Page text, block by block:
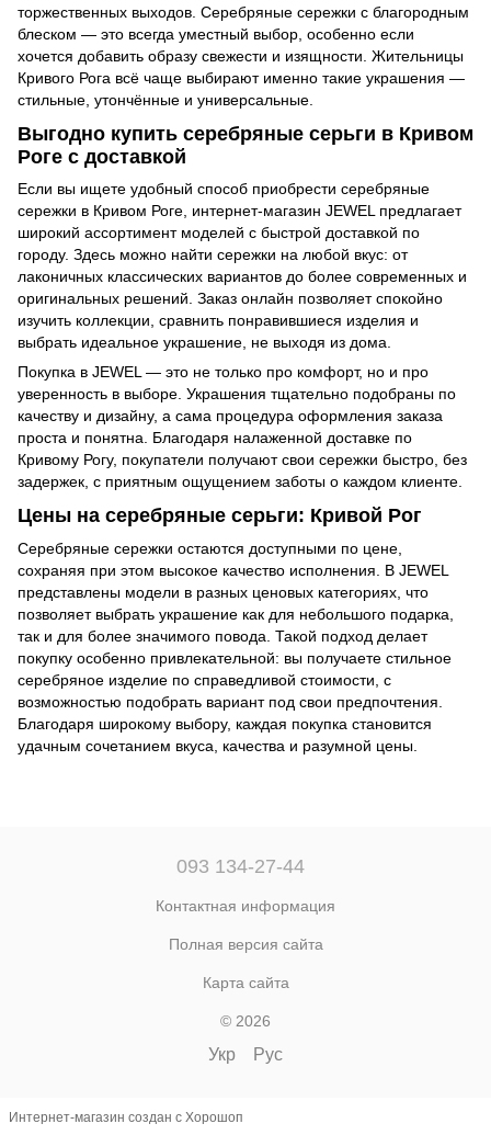
торжественных выходов. Серебряные сережки с благородным
блеском — это всегда уместный выбор, особенно если
хочется добавить образу свежести и изящности. Жительницы
Кривого Рога всё чаще выбирают именно такие украшения —
стильные, утончённые и универсальные.
Выгодно купить серебряные серьги в Кривом
Роге с доставкой
Если вы ищете удобный способ приобрести серебряные
сережки в Кривом Роге, интернет-магазин JEWEL предлагает
широкий ассортимент моделей с быстрой доставкой по
городу. Здесь можно найти сережки на любой вкус: от
лаконичных классических вариантов до более современных и
оригинальных решений. Заказ онлайн позволяет спокойно
изучить коллекции, сравнить понравившиеся изделия и
выбрать идеальное украшение, не выходя из дома.
Покупка в JEWEL — это не только про комфорт, но и про
уверенность в выборе. Украшения тщательно подобраны по
качеству и дизайну, а сама процедура оформления заказа
проста и понятна. Благодаря налаженной доставке по
Кривому Рогу, покупатели получают свои сережки быстро, без
задержек, с приятным ощущением заботы о каждом клиенте.
Цены на серебряные серьги: Кривой Рог
Серебряные сережки остаются доступными по цене,
сохраняя при этом высокое качество исполнения. В JEWEL
представлены модели в разных ценовых категориях, что
позволяет выбрать украшение как для небольшого подарка,
так и для более значимого повода. Такой подход делает
покупку особенно привлекательной: вы получаете стильное
серебряное изделие по справедливой стоимости, с
возможностью подобрать вариант под свои предпочтения.
Благодаря широкому выбору, каждая покупка становится
удачным сочетанием вкуса, качества и разумной цены.
093 134-27-44
Контактная информация
Полная версия сайта
Карта сайта
© 2026
Укр Рус
Интернет-магазин создан с Хорошоп